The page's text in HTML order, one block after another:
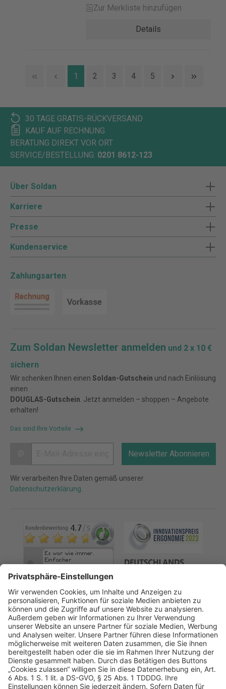
Zur Merkliste hinzufügen
Details
1 2 3 4 5
30 TAGE GRATIS-RÜCKVERSAND
KAUF AUF RECHNUNG
BERATUNG DIREKT VOR ORT
SERVICE/BESTELLUNG: 0201 8612-123
Über Soldan
Karriere
Presse
Kundenservice
Zahlungsarten
Zum Soldan Newsletter anmelden und 2 x 10 €
sichern
Wir schenken Ihnen einen Soldan-Gutschein und nach Einlösung
einen
DOUGLAS-Gutschein . Jetzt anmelden – shoppen – Angebote
erhalten!
Das sind Ihre Vorteile
Newsletter Abonnieren
Wir verarbeiten Ihre Daten gemäß unserer
Datenschutzerklärung